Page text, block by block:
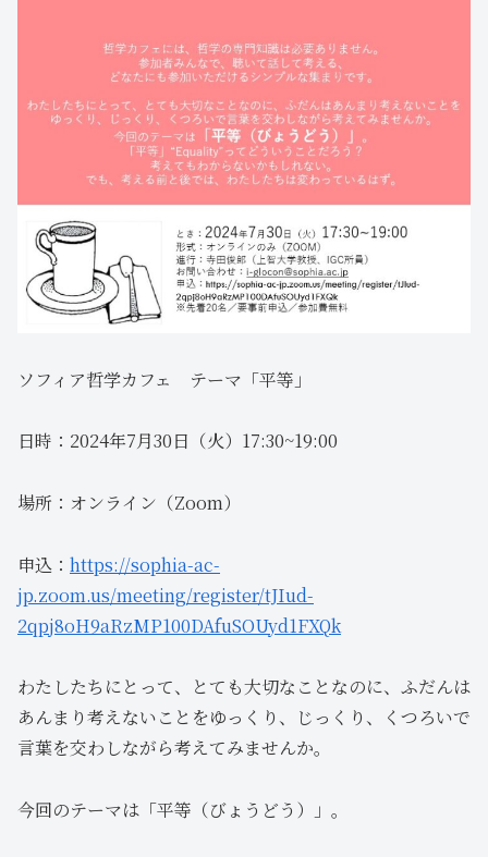
ソフィア哲学カフェ テーマ「平等」
日時：2024年7月30日（火）17:30~19:00​
場所：オンライン（Zoom）
申込： https://sophia-ac-
jp.zoom.us/meeting/register/tJIud-
2qpj8oH9aRzMP100DAfuSOUyd1FXQk
わたしたちにとって、とても大切なことなのに、ふだんは
あんまり考えないことをゆっくり、じっくり、くつろいで
言葉を交わしながら考えてみませんか。​
今回のテーマは「平等（びょうどう）」。